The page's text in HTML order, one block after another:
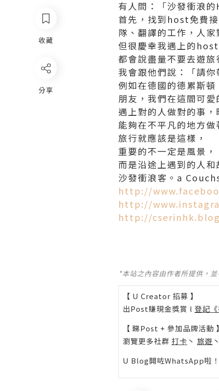
收藏
分享
有人問：「沙發衝浪
首先，找到host免費
隊、翻譯的工作，人
但很慶幸我遇上的
都會說盡量不要去遊
我會跟他們說：「請
例如在德國的德累斯
朋友，我們在這間可
遇上對的人做對的事
能夠在不平凡的地方
旅行就應該是這樣，
重要的不一定是風景，
而是沿途上遇到的人
沙發衝浪客。a
http://
http://
http://
*本站之內容由作者所提供，
【 U Creator 招募 】
出Post賺現金獎賞 l 登記
【 睇Post + 參加品牌活動
瀏覽更多社群 打卡 丶 旅遊
U Blog開咗WhatsApp啦